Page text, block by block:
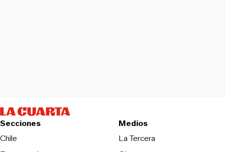
Secciones
Chile
Medios
La TerceraOpens in new